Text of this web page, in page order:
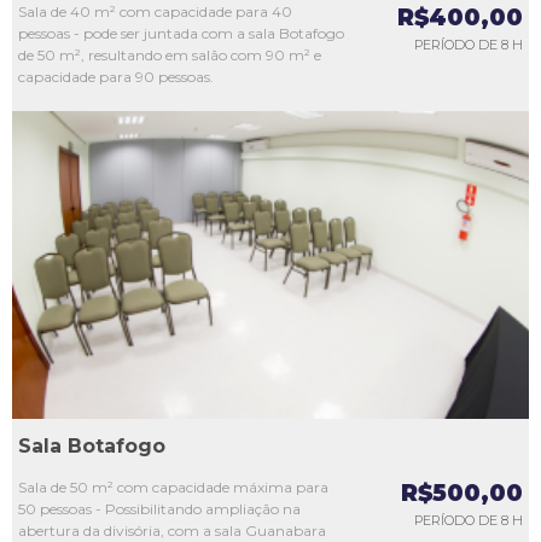
Sala de 40 m² com capacidade para 40
pessoas - pode ser juntada com a sala Botafogo
de 50 m², resultando em salão com 90 m² e
capacidade para 90 pessoas.
R$400,00
PERÍODO DE 8 H
L1
L2
L3
L4
Sala Botafogo
Sala de 50 m² com capacidade máxima para
50 pessoas - Possibilitando ampliação na
abertura da divisória, com a sala Guanabara
R$500,00
PERÍODO DE 8 H